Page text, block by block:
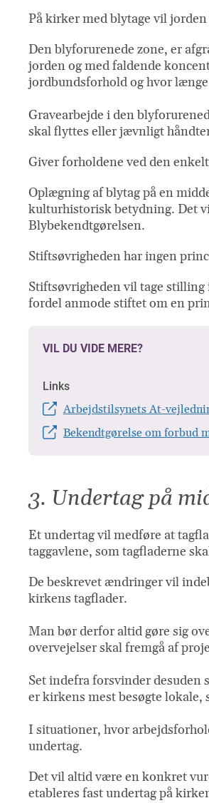
På kirker med blytage vil
Den blyforurenede zone, er
jorden og med faldende
jordbundsforhold og hvor
Gravearbejde i den
skal flyttes eller jævnligt
Giver forholdene ved den
Oplægning af blytag på en
kulturhistorisk betydning. Det
Blybekendtgørelsen.
Stiftsøvrigheden har ingen
Stiftsøvrigheden vil tage
fordel anmode stiftet om en
VIL DU VIDE MERE?
Links
Arbejdstilsynets At-
Bekendtgørelse om forbud
3. Undertag på
Et undertag vil medføre at
taggavlene, som tagfladerne
De beskrevet ændringer vil
kirkens tagflader.
Man bør derfor altid gøre sig
overvejelser skal fremgå af
Set indefra forsvinder
er kirkens mest besøgte
I situationer, hvor
undertag.
Det vil altid være en konkret
etableres fast undertag på